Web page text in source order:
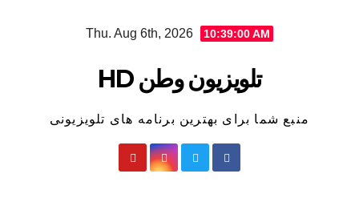
Thu. Aug 6th, 2026 10:39:00 AM
تلویزیون وطن HD
منبع شما برای بهترین برنامه های تلویزیونی